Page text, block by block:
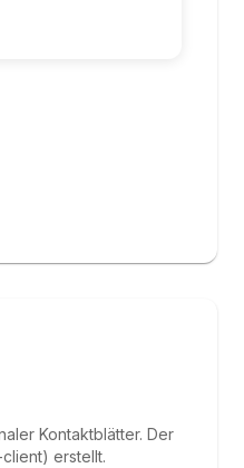
Kontaktblätter. Der
erstellt.